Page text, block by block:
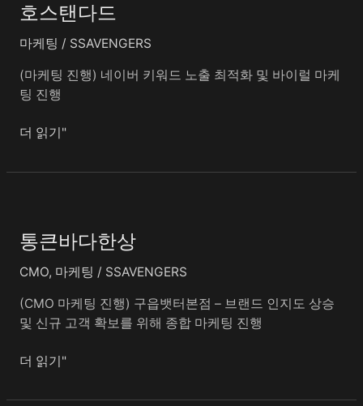
호스탠다드
마케팅 / SSAVENGERS
(마케팅 진행) 네이버 키워드 노출 최적화 및 바이럴 마케
팅 진행
탠
드
더 읽기"
통큰바다한상
CMO, 마케팅 / SSAVENGERS
(CMO 마케팅 진행) 구읍뱃터본점 – 브랜드 인지도 상승
및 신규 고객 확보를 위해 종합 마케팅 진행
바
한
상
더 읽기"